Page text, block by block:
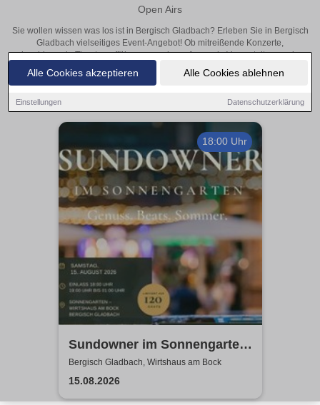
Alle Cookies akzeptieren Alle Cookies ablehnen
Einstellungen Datenschutzerklärung
Open Airs
Sie wollen wissen was los ist in Bergisch Gladbach? Erleben Sie in Bergisch
Gladbach vielseitiges Event-Angebot! Ob mitreißende Konzerte,
inspirierende Theateraufführungen oder aufregende Veranstaltungen in
Bergisch Gladbach – hier finden alles im Überblick und Tickets.
18:00 Uhr
Sundowner im Sonnengarten
- Wirtshaus am Bock
Bergisch Gladbach, Wirtshaus am Bock
15.08.2026